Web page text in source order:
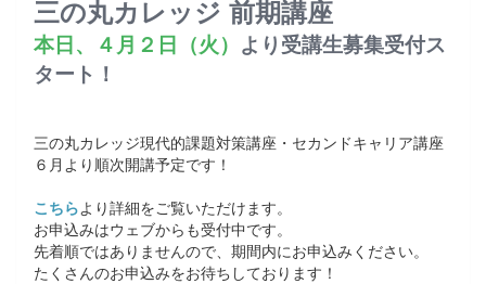
三の丸カレッジ 前期講座
本日、４月２日（火） より受講生募集受付ス
タート！
三の丸カレッジ現代的課題対策講座・セカンドキャリア講座
６月より順次開講予定です！
こちらより詳細をご覧いただけます。
お申込みはウェブからも受付中です。
先着順ではありませんので、期間内にお申込みください。
たくさんのお申込みをお待ちしております！